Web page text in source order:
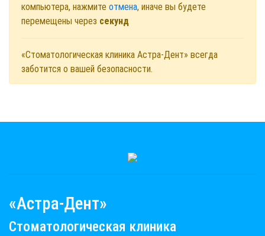
компьютера, нажмите отмена, иначе вы будете
перемещены через секунд
«Стоматологическая клиника Астра-Дент» всегда
заботится о вашей безопасности.
«Астра-Дент»
Стоматологическая клиника